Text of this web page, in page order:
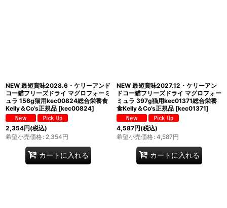
NEW 最短賞味2028.6・ケリーアンド
コー猫フリーズドライ マグロフォーミ
ュラ 156g猫用kec00824総合栄養食
Kelly＆Co’s正規品 [kec00824]
2,354円(税込)
希望小売価格: 2,354円
カートに入れる
NEW 最短賞味2027.12・ケリーアン
ドコー猫フリーズドライ マグロフォー
ミュラ 397g猫用kec01371総合栄養
食Kelly＆Co’s正規品 [kec01371]
4,587円(税込)
希望小売価格: 4,587円
カートに入れる